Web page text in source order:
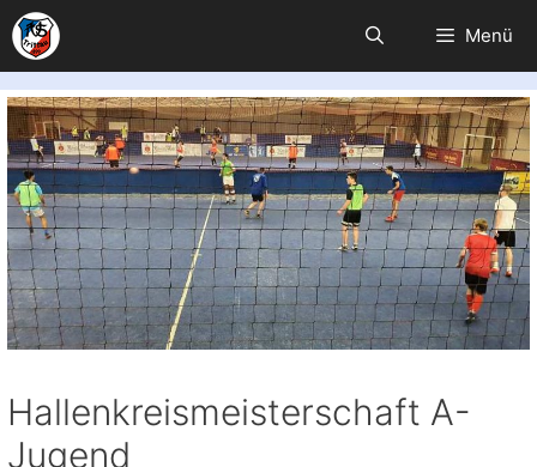
Zum
Inhalt
springen
Menü
Hallenkreismeisterschaft A-
Jugend